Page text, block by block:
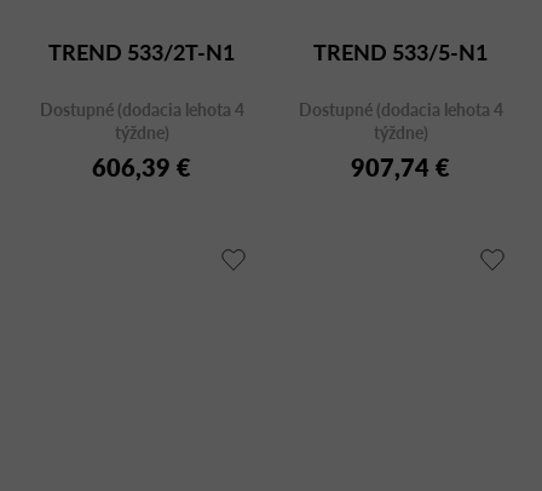
TREND 533/2T-N1
Dostupné (dodacia lehota 4
týždne)
606,39 €
TREND 533/5-N1
Dostupné (dodacia lehota 4
týždne)
907,74 €